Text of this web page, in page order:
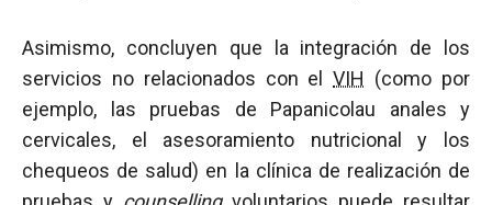
Asimismo, concluyen que la integración de los
servicios no relacionados con elVIH (como por
ejemplo, las pruebas de Papanicolau anales y
cervicales, el asesoramiento nutricional y los
chequeos de salud) en la clínica de realización de